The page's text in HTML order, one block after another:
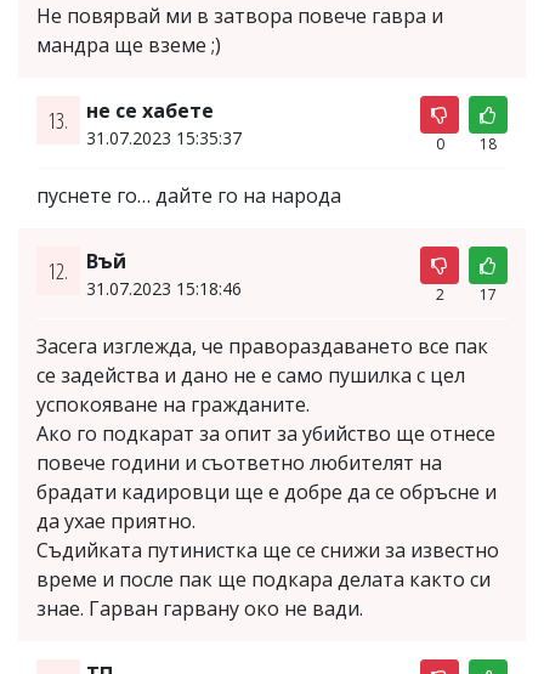
Не повярвай ми в затвора повече гавра и
мандра ще вземе ;)
13. не се хабете
31.07.2023 15:35:37 0 18
пуснете го… дайте го на народа
12. Въй
31.07.2023 15:18:46 2 17
Засега изглежда, че правораздаването все пак
се задейства и дано не е само пушилка с цел
успокояване на гражданите.
Ако го подкарат за опит за убийство ще отнесе
повече години и съответно любителят на
брадати кадировци ще е добре да се обръсне и
да ухае приятно.
Съдийката путинистка ще се снижи за известно
време и после пак ще подкара делата както си
знае. Гарван гарвану око не вади.